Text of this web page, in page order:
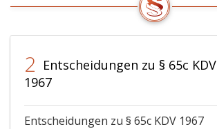
2 Entscheidungen zu § 65c KDV
1967
Entscheidungen zu § 65c KDV 1967